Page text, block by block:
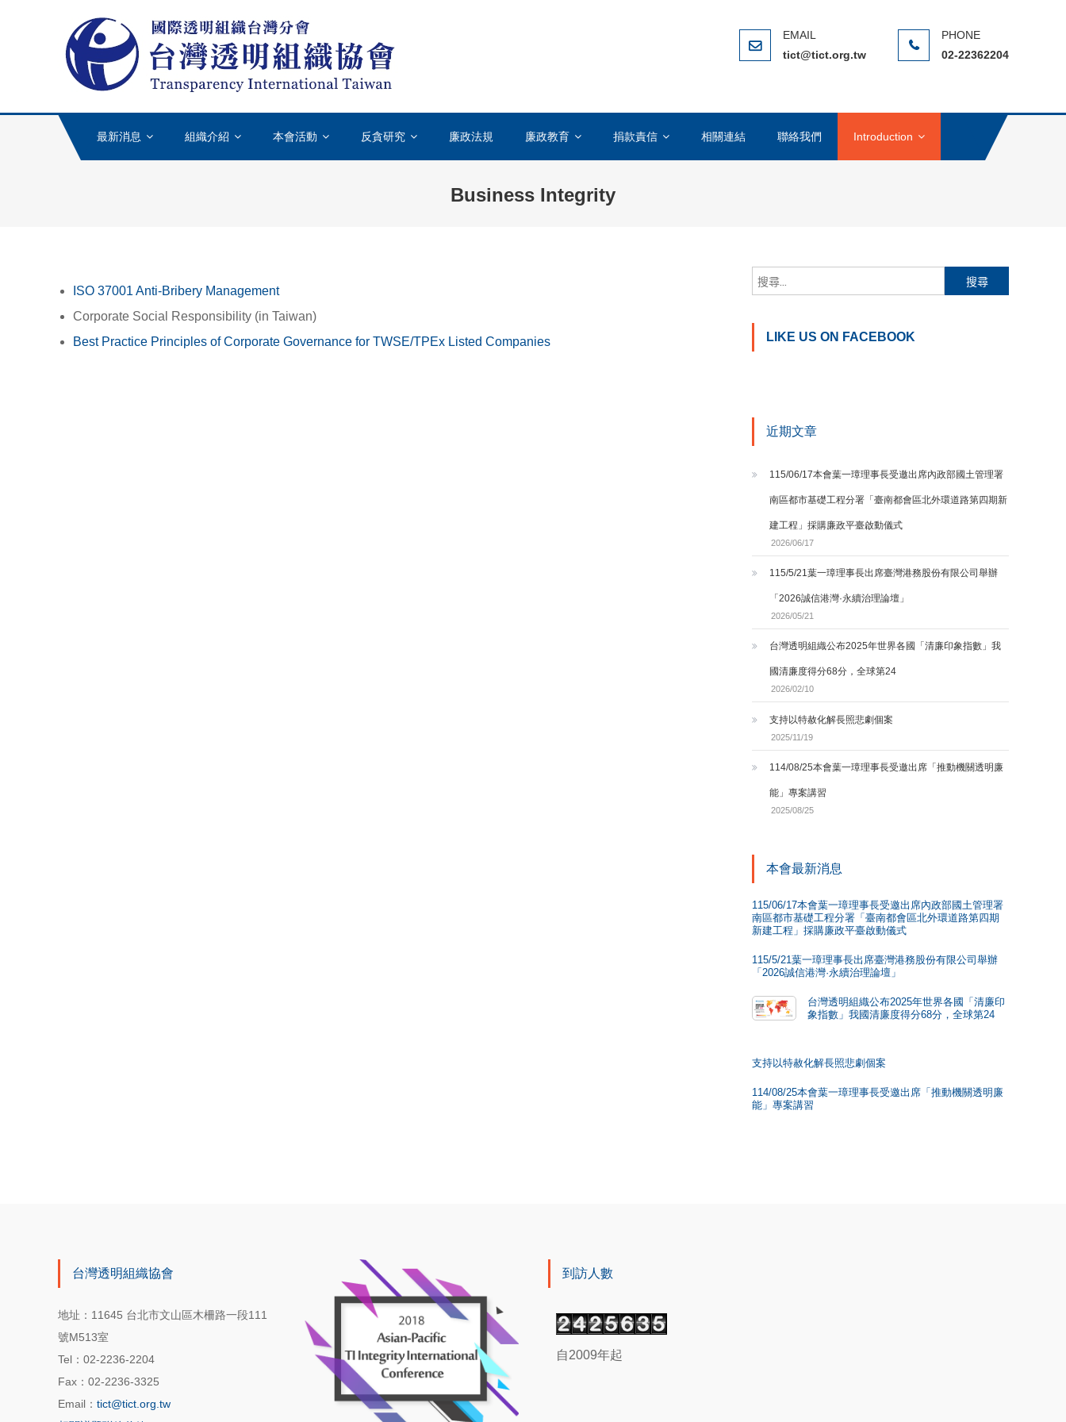
台灣透明組織TICT-TRANSPARENCY INTERNATIONAL CHINESE TAIPEI
國際上唯一專門致力於打擊貪汙腐敗的國際性非政府組織(NGO)，在全球反貪腐運動中扮演著重要的角色
tict@tict.org.tw 02-22362204
最新消息 組織介紹 本會活動 反貪研究 廉政法規 廉政教育 捐款責信 相關連結 聯絡我們 Introduction
Business Integrity
ISO 37001 Anti-Bribery Management
Corporate Social Responsibility (in Taiwan)
Best Practice Principles of Corporate Governance for TWSE/TPEx Listed Companies
搜尋關鍵字:
LIKE US ON FACEBOOK
近期文章
115/06/17本會葉一璋理事長受邀出席內政部國土管理署
南區都市基礎工程分署「臺南都會區北外環道路第四期新
建工程」採購廉政平臺啟動儀式
2026/06/17
115/5/21葉一璋理事長出席臺灣港務股份有限公司舉辦
「2026誠信港灣·永續治理論壇」
2026/05/21
台灣透明組織公布2025年世界各國「清廉印象指數」我
國清廉度得分68分，全球第24
2026/02/10
支持以特赦化解長照悲劇個案
2025/11/19
114/08/25本會葉一璋理事長受邀出席「推動機關透明廉
能」專案講習
2025/08/25
本會最新消息
115/06/17本會葉一璋理事長受邀出席內政部國土管理署
南區都市基礎工程分署「臺南都會區北外環道路第四期
新建工程」採購廉政平臺啟動儀式
115/5/21葉一璋理事長出席臺灣港務股份有限公司舉辦
「2026誠信港灣·永續治理論壇」
台灣透明組織公布2025年世界各國「清廉印
象指數」我國清廉度得分68分，全球第24
支持以特赦化解長照悲劇個案
114/08/25本會葉一璋理事長受邀出席「推動機關透明廉
能」專案講習
台灣透明組織協會
地址：11645 台北市文山區木柵路一段111
號M513室
Tel：02-2236-2204
Fax：02-2236-3325
Email：tict@tict.org.tw
到訪人數
自2009年起